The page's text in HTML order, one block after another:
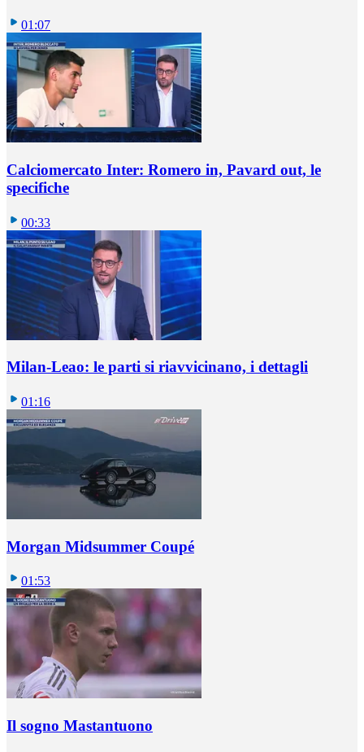
01:07
Calciomercato Inter: Romero in, Pavard out, le
specifiche
00:33
Milan-Leao: le parti si riavvicinano, i dettagli
01:16
Morgan Midsummer Coupé
01:53
Il sogno Mastantuono